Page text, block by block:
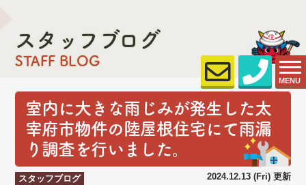
MENU
スタッフブログ
STAFF BLOG
室内に大きな雨じみが発生した太
宰府市物件の陸屋根住宅にて雨漏
り調査を行いました。
スタッフブログ 2024.12.13 (Fri) 更新